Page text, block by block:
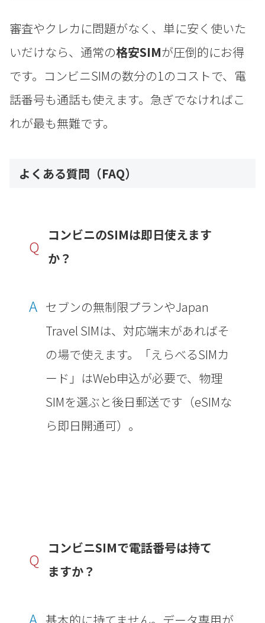
審査やクレカに問題がなく、単に安く使いた
いだけなら、通常の格安SIMが圧倒的にお得
です。コンビニSIMの数分の1のコストで、電
話番号も通話も使えます。急ぎでなければこ
れが最も無難です。
よくある質問（FAQ）
Q
コンビニのSIMは即日使えます
か？
A セブンの無制限プランやJapan
Travel SIMは、対応端末があればそ
の場で使えます。「えらべるSIMカ
ード」はWeb申込が必要で、物理
SIMを選ぶと後日郵送です（eSIMな
ら即日開通可）。
Q
コンビニSIMで電話番号は持て
ますか？
A